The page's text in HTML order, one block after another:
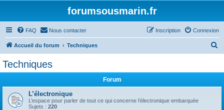
forumsousmarin.fr
FAQ Nous contacter Connexion
Inscription
Accueil du forum Techniques
Techniques
Forum
L’électronique
L’espace pour parler de tout ce qui concerne l’électronique embarquée
Sujets : 220